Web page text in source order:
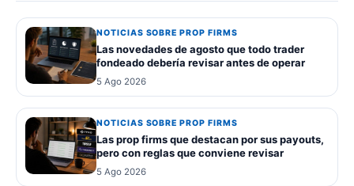
NOTICIAS SOBRE PROP FIRMS
Las novedades de agosto que todo trader
fondeado debería revisar antes de operar
5 Ago 2026
NOTICIAS SOBRE PROP FIRMS
Las prop firms que destacan por sus payouts,
pero con reglas que conviene revisar
5 Ago 2026